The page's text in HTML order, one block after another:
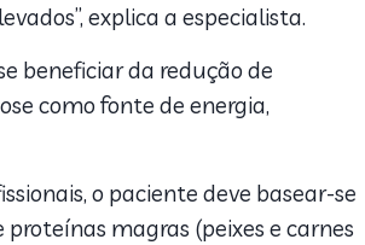
explica a especialista.
beneficiar da redução de
como fonte de energia,
o paciente deve basear-se
magras (peixes e carnes